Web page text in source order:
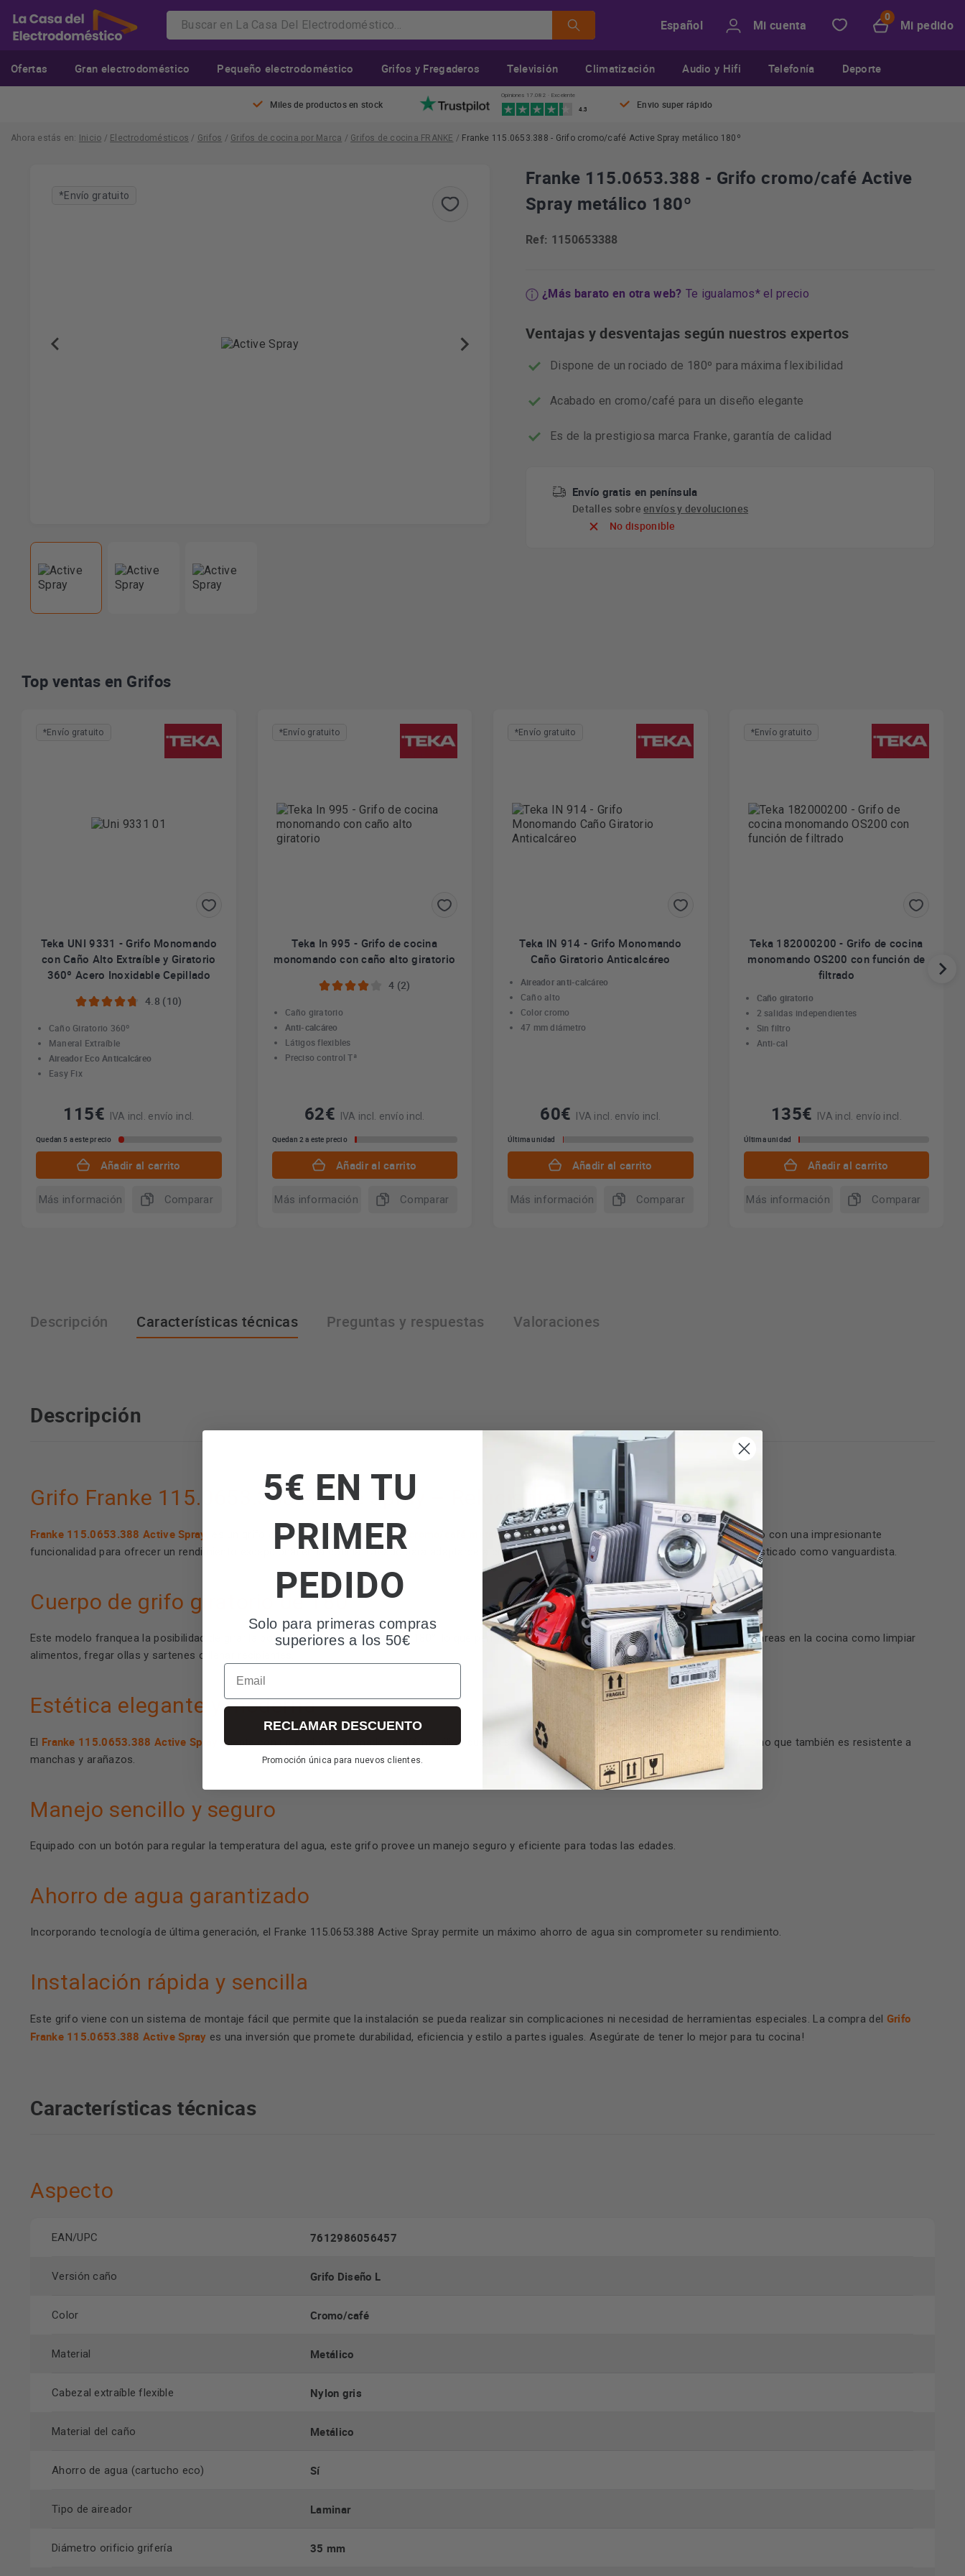
Español Mi cuenta Mi pedido
Ofertas Gran electrodoméstico Pequeño electrodoméstico Grifos y Fregaderos Televisión Climatización Audio y Hifi Telefonía Deporte
Miles de productos en stock
Opiniones 17.082 · Excelente
4.3 Envio super rápido
Ahora estás en: Inicio / Electrodomésticos / Grifos / Grifos de cocina por Marca / Grifos de cocina FRANKE / Franke 115.0653.388 - Grifo cromo/café Active Spray metálico 180º
*Envío gratuito
Franke 115.0653.388 - Grifo cromo/café Active
Spray metálico 180º
Ref: 1150653388
¿Más barato en otra web? Te igualamos* el precio
Ventajas y desventajas según nuestros expertos
Dispone de un rociado de 180º para máxima flexibilidad
Acabado en cromo/café para un diseño elegante
Es de la prestigiosa marca Franke, garantía de calidad
Envío gratis en península
Detalles sobreenvíos y devoluciones
No disponible
Top ventas en Grifos
*Envío gratuito
Teka UNI 9331 - Grifo Monomando
con Caño Alto Extraíble y Giratorio
360º Acero Inoxidable Cepillado
4.8 (10)
Caño Giratorio 360º
Maneral Extraíble
Aireador Eco Anticalcáreo
Easy Fix
115€ IVA incl. envío incl.
Quedan 5 a este precio
Añadir al carrito
Más información Comparar
*Envío gratuito
Teka In 995 - Grifo de cocina
monomando con caño alto giratorio
4 (2)
Caño giratorio
Anti-calcáreo
Látigos flexibles
Preciso control Tª
62€ IVA incl. envío incl.
Quedan 2 a este precio
Añadir al carrito
Más información Comparar
*Envío gratuito
Teka IN 914 - Grifo Monomando
Caño Giratorio Anticalcáreo
Aireador anti-calcáreo
Caño alto
Color cromo
47 mm diámetro
60€ IVA incl. envío incl.
Última unidad
Añadir al carrito
Más información Comparar
*Envío gratuito
Teka 182000200 - Grifo de cocina
monomando OS200 con función de
filtrado
Caño giratorio
2 salidas independientes
Sin filtro
Anti-cal
135€ IVA incl. envío incl.
Última unidad
Añadir al carrito
Más información Comparar
Descripción Características técnicas Preguntas y respuestas Valoraciones
Descripción
Grifo Franke 115.0653.388 Active Spray – Reluciente y versátil
Franke 115.0653.388 Active Spray , es un grifo con un acabado radiante en cromo/café metalizado, que combina a la perfección su elegante diseño con una impresionante
funcionalidad para ofrecer un rendimiento excepcional en la cocina. Creado para adaptarse a cualquier estilo de decoración, este grifo es tanto sofisticado como vanguardista.
Cuerpo de grifo giratorio de 180°
Este modelo franquea la posibilidad de girar la boquilla de flujo de agua hasta 180°, lo que permite un gran rango de movimiento y facilita múltiples tareas en la cocina como limpiar
alimentos, fregar ollas y sartenes o llenar recipientes.
Estética elegante y moderna
El Franke 115.0653.388 Active Spray
cuenta con un acabado cromado y café metálico que no solo añade un toque contemporáneo a tu cocina, sino que también es resistente a
manchas y arañazos.
Manejo sencillo y seguro
Equipado con un botón para regular la temperatura del agua, este grifo provee un manejo seguro y eficiente para todas las edades.
Ahorro de agua garantizado
Incorporando tecnología de última generación, el Franke 115.0653.388 Active Spray permite un máximo ahorro de agua sin comprometer su rendimiento.
Instalación rápida y sencilla
Este grifo viene con un sistema de montaje fácil que permite que la instalación se pueda realizar sin complicaciones ni necesidad de herramientas especiales. La compra del Grifo
Franke 115.0653.388 Active Spray es una inversión que promete durabilidad, eficiencia y estilo a partes iguales. Asegúrate de tener lo mejor para tu cocina!
Características técnicas
Aspecto
EAN/UPC 7612986056457
Versión caño Grifo Diseño L
Color Cromo/café
Material Metálico
Cabezal extraíble flexible Nylon gris
Material del caño Metálico
Ahorro de agua (cartucho eco) Sí
Tipo de aireador Laminar
Diámetro orificio grifería 35 mm
5€ EN TU
PRIMER
PEDIDO
Solo para primeras compras
superiores a los 50€
Email
RECLAMAR DESCUENTO
Promoción única para nuevos clientes.